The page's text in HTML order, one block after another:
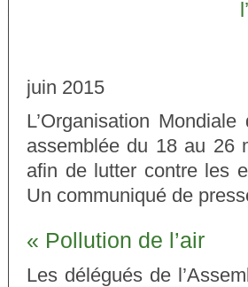
juin 2015
L’Organisation
assemblée du 18 au 26
afin de lutter contre les
Un communiqué de
« Pollution de l’air
Les délégués de